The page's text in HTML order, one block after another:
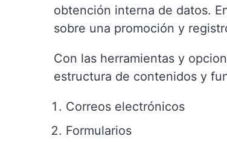
obtención interna de datos.
sobre una promoción y
Con las herramientas y
estructura de contenidos y
Correos electrónicos
Formularios